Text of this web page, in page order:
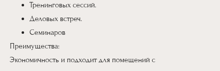
Тренинговых сессий.
Деловых встреч.
Семинаров
Преимущества:
Экономичность и подходит для помещений с